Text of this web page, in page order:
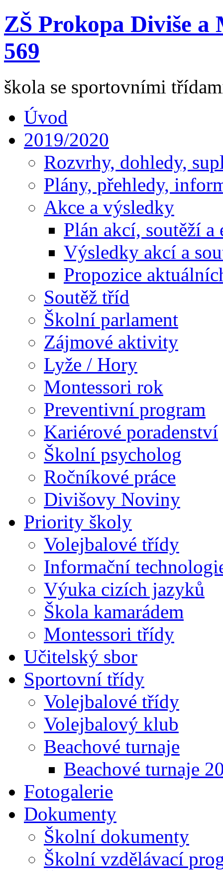
ZŠ Prokopa Diviše
569
škola se sportovními
Úvod
2019/2020
Rozvrhy, dohledy,
Plány, přehledy,
Akce a výsledky
Plán akcí, soutěží a
Výsledky akcí a
Propozice
Soutěž tříd
Školní parlament
Zájmové aktivity
Lyže / Hory
Montessori rok
Preventivní program
Kariérové poradenství
Školní psycholog
Ročníkové práce
Divišovy Noviny
Priority školy
Volejbalové třídy
Informační
Výuka cizích jazyků
Škola kamarádem
Montessori třídy
Učitelský sbor
Sportovní třídy
Volejbalové třídy
Volejbalový klub
Beachové turnaje
Beachové turnaje
Fotogalerie
Dokumenty
Školní dokumenty
Školní vzdělávací